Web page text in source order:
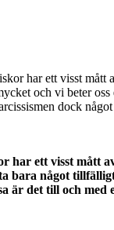
har ett visst mått
och vi beter oss
dock
har ett visst mått
bara något
är det till och med